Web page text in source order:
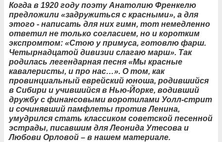
Когда в 1920 году поэту Анатолию Френкелю
предложили «задружиться с красными», а для
этого - написать для них гимн, тот немедленно
ответил не только согласием, но и коротким
экспромтом: «Стою у примуса, готовлю фарш.
Четырнадцатой дивизии слагаю марш». Так
родилась легендарная песня «Мы красные
кавалеристы, и про нас…». О том, как
провинциальный еврейский юноша, родившийся
в Сибири и учившийся в Нью-Йорке, водивший
дружбу с финансовыми воротилами Уолл-стрит
и сочинявший памфлеты против Ленина,
умудрился стать классиком советской песенной
эстрады, писавшим для Леонида Утесова и
Любови Орловой – в нашем материале.